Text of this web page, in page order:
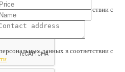
данных в соответствии с
данных в соответствии с